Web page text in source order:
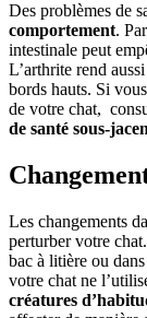
Des problèmes de
comportement.
intestinale peut
L’arthrite rend
bords hauts. Si
de votre chat,
de santé sous-
Les changements
perturber votre
bac à litière ou
votre chat ne
créatures